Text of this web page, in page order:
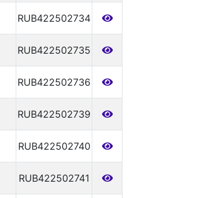
RUB422502734
RUB422502735
RUB422502736
RUB422502739
RUB422502740
RUB422502741